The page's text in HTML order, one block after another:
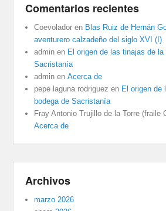
Comentarios recientes
Coevolador en Blas Ruiz de Hernán
aventurero calzadeño del siglo XVI (I)
admin en El origen de las tinajas de la
Sacristanía
admin enAcerca de
pepe laguna rodriguez en El origen de
bodega de Sacristanía
Fray Antonio Trujillo de la Torre (fraile
Acerca de
Archivos
marzo 2026